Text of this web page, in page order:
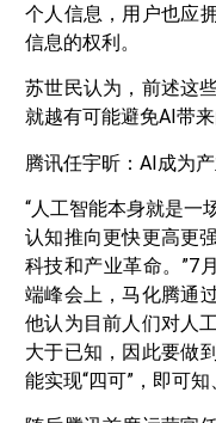
个人信息，用户也应
信息的权利。
苏世民认为，前述这
就越有可能避免AI带来
腾讯任宇昕：AI成为
“人工智能本身就是一
认知推向更快更高更
科技和产业革命。”7
端峰会上，马化腾通
他认为目前人们对人
大于已知，因此要做
能实现“四可”，即可